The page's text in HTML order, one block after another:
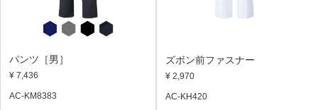
パンツ［男］
¥ 7,436
AC-KM8383
ズボン前ファスナー
¥ 2,970
AC-KH420